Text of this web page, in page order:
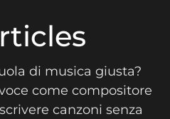
di musica giusta?
come compositore
canzoni senza